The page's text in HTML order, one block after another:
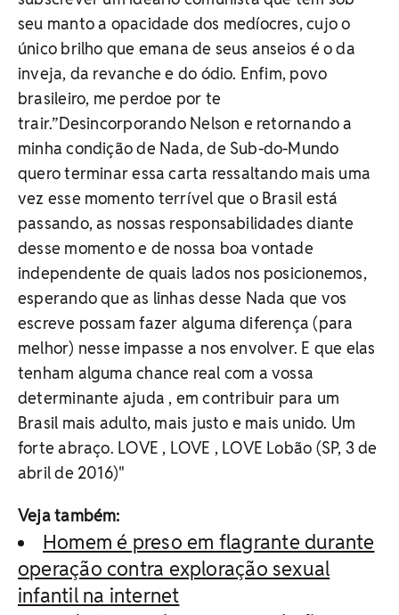
Veja também:
Homem é preso em flagrante durante
operação contra exploração sexual
infantil na internet